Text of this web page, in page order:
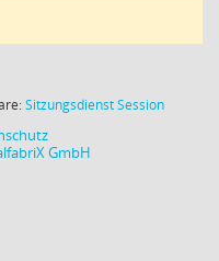
SitzungsdienstSession(Wird in
GmbH